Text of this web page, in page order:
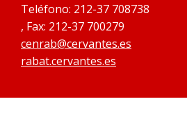
Teléfono: 212-37 708738
, Fax: 212-37 700279
cenrab@cervantes.es
rabat.cervantes.es